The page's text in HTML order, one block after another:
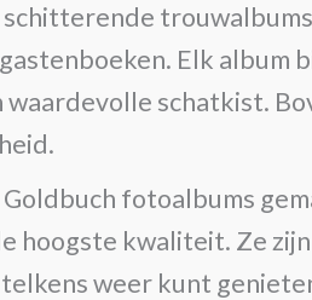
schitterende
Elk album
schatkist.
fotoalbums
hoogste kwaliteit. Ze
weer kunt